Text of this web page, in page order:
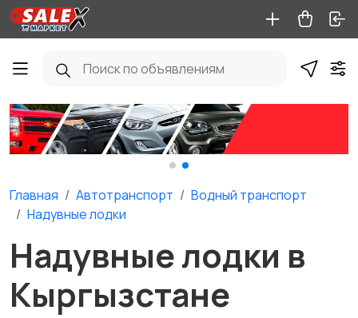
Главная Автотранспорт
Водный транспорт
Надувные лодки
Надувные лодки в
Кыргызстане